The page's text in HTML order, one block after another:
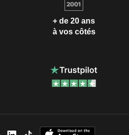
+ de 20 ans
à vos côtés